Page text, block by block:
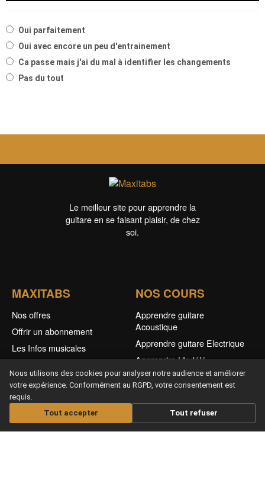
Oui parfaitement
Oui avec encore un peu d'entrainement
Ca passe mais j'ai du mal à identifier les changements
Pas du tout
Le meilleur site pour apprendre la
guitare en se faisant plaisir, de chez
soi.
MAXITABS
Nos offres
Offrir un abonnement
Les Infos musicales
CGV & Confidentialité
NOS COURS
Apprendre guitare
Acoustique
Apprendre guitare Electrique
Apprendre Ukulélé
Nos Cours Live
Nos Partitions
Nous utilisons des cookies pour analyser notre audience et améliorer
votre expérience. Conformément au RGPD, votre consentement est
requis.
Tout accepter
Tout refuser